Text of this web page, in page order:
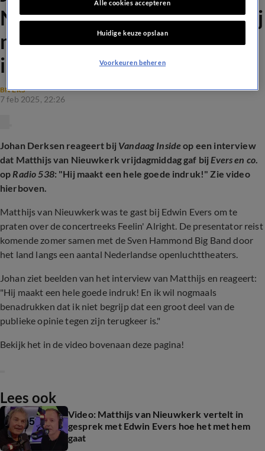
Nieuwkerk bij Radio 538: 'Hij
maakt een hele goede
indruk!'
BN'ERS
7 feb 2025, 22:26
Johan Derksen reageert bij Vandaag Inside op een interview
dat Matthijs van Nieuwkerk vrijdagmiddag gaf bijEvers en co.
op Radio 538: "Hij maakt een hele goede indruk!" Zie video
hierboven.
Matthijs van Nieuwkerk was te gast bij Edwin Evers om te
praten over de concertreeks Feelin' Alright. De presentator reist
komende zomer samen met de Sven Hammond Big Band door
het land langs een aantal Nederlandse openluchttheaters.
Johan ziet beelden van het interview van Matthijs en reageert:
"Hij maakt een hele goede indruk! En ik wil nogmaals
benadrukken dat ik niet begrijp dat een groot deel van de
publieke opinie tegen zijn terugkeer is."
Bekijk het in de video bovenaan deze pagina!
Lees ook
Video: Matthijs van Nieuwkerk vertelt in
gesprek met Edwin Evers hoe het met hem
gaat
Alle cookies accepteren
Huidige keuze opslaan
Voorkeuren beheren